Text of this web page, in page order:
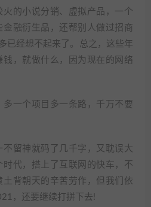
火的小说分销、虚拟产品，一个
融衍生品，还帮别人做过招商
已经想不起来了。总之，这些年
钱，就做什么，因为现在的网络
一个项目多一条路，千万不要
不留神就码了几千字，又耽误大
代，搭上了互联网的快车，不
土背朝天的辛苦劳作，但我们依
，还要继续打拼下去!